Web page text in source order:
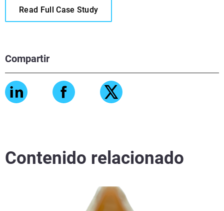
Compartir
Read Full Case Study
Contenido relacionado